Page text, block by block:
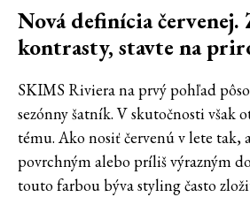
Nová definícia
kontrasty, stavte na
SKIMS Riviera na prvý pohľad
sezónny šatník. V skutočnosti však
tému. Ako nosiť červenú v lete tak,
povrchným alebo príliš výrazným
touto farbou býva styling často